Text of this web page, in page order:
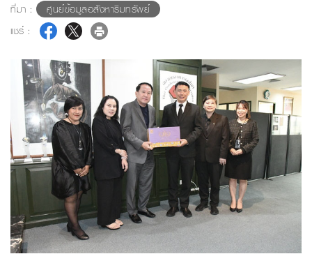
ที่มา :
ศูนย์ข้อมูลอสังหาริมทรัพย์
แชร์ :